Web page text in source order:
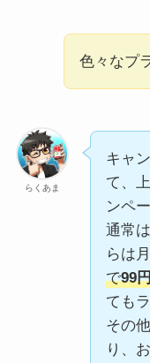
色々なプ
らくあま
キャ
て、
ンペ
通常
らは
で99
ても
その
り、